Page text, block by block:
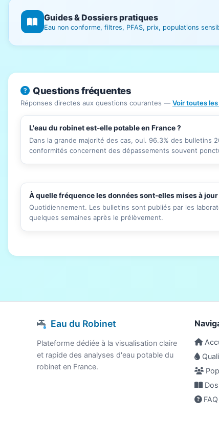
Guides & Dossiers pratiques
Eau non conforme, filtres, PFAS, prix, populations
Questions fréquentes
Réponses directes aux questions courantes — Voir toutes
L'eau du robinet est-elle potable en France ?
Dans la grande majorité des cas, oui. 96.3% des bulletins
conformités concernent des dépassements souvent
À quelle fréquence les données sont-elles mises à jour
Quotidiennement. Les bulletins sont publiés par les
quelques semaines après le prélèvement.
Eau du Robinet
Plateforme dédiée à la visualisation claire
et rapide des analyses d'eau potable du
robinet en France.
FAQ